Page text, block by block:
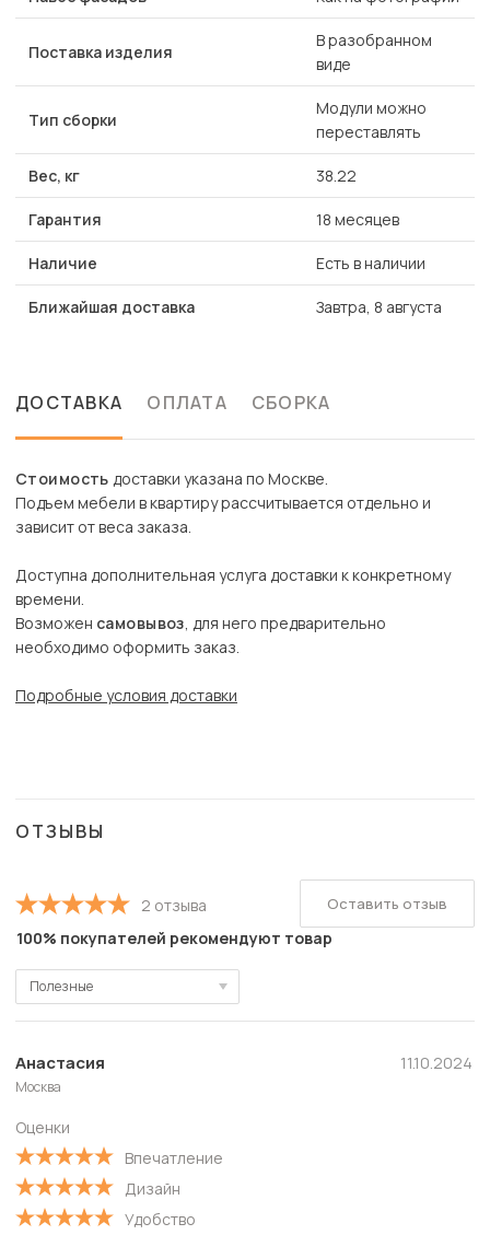
Поставка изделия
В разобранном
виде
Тип сборки
Модули можно
переставлять
Вес, кг 38.22
Гарантия 18 месяцев
Наличие Есть в наличии
Ближайшая доставка Завтра, 8 августа
ДОСТАВКА ОПЛАТА СБОРКА
Стоимость доставки указана по Москве.
Подъем мебели в квартиру рассчитывается отдельно и
зависит от веса заказа.
Доступна дополнительная услуга доставки к конкретному
времени.
Возможен самовывоз, для него предварительно
необходимо оформить заказ.
Подробные условия доставки
ОТЗЫВЫ
2 отзыва
100% покупателей рекомендуют товар
Полезные
Полезные
Новые
Старые
С высокой оценкой
С низкой оценкой
Анастасия
Москва
Оценки
Впечатление
Дизайн
Удобство
11.10.2024
Оставить отзыв